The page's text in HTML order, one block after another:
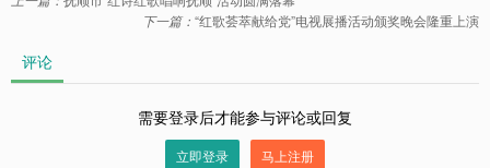
下一篇： “红歌荟萃献给党”电视展播活动颁奖晚会隆重上演
评论
需要登录后才能参与评论或回复
立即登录 马上注册